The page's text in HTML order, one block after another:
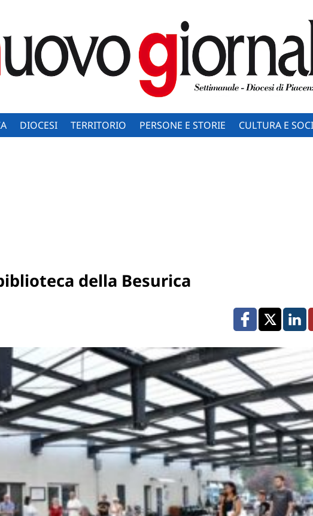
DIOCESI TERRITORIO PERSONE E STORIE CULTURA E
della Besurica